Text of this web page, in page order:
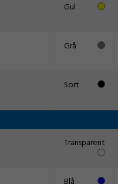
Gul
Grå
Sort
Transparent